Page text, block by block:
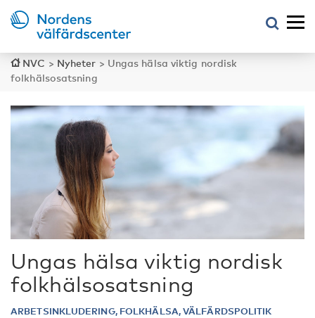
NVC > Nyheter > Ungas hälsa viktig nordisk
folkhälsosatsning
Ungas hälsa viktig nordisk
folkhälsosatsning
ARBETSINKLUDERING, FOLKHÄLSA, VÄLFÄRDSPOLITIK